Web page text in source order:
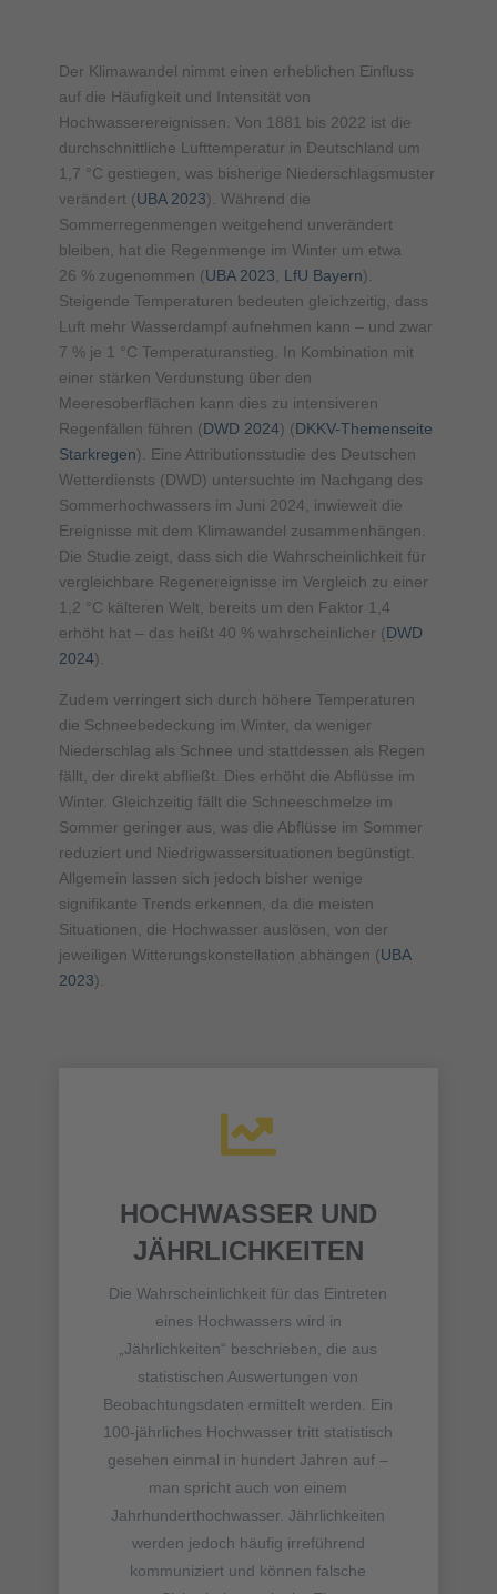
Der Klimawandel nimmt einen erheblichen Einfluss
auf die Häufigkeit und Intensität von
Hochwasserereignissen. Von 1881 bis 2022 ist die
durchschnittliche Lufttemperatur in Deutschland um
1,7 °C gestiegen, was bisherige Niederschlagsmuster
verändert (UBA 2023). Während die
Sommerregenmengen weitgehend unverändert
bleiben, hat die Regenmenge im Winter um etwa
26 % zugenommen (UBA 2023, LfU Bayern).
Steigende Temperaturen bedeuten gleichzeitig, dass
Luft mehr Wasserdampf aufnehmen kann – und zwar
7 % je 1 °C Temperaturanstieg. In Kombination mit
einer stärken Verdunstung über den
Meeresoberflächen kann dies zu intensiveren
Regenfällen führen (DWD 2024) (DKKV-Themenseite
Starkregen). Eine Attributionsstudie des Deutschen
Wetterdiensts (DWD) untersuchte im Nachgang des
Sommerhochwassers im Juni 2024, inwieweit die
Ereignisse mit dem Klimawandel zusammenhängen.
Die Studie zeigt, dass sich die Wahrscheinlichkeit für
vergleichbare Regenereignisse im Vergleich zu einer
1,2 °C kälteren Welt, bereits um den Faktor 1,4
erhöht hat – das heißt 40 % wahrscheinlicher (DWD
2024).
Zudem verringert sich durch höhere Temperaturen
die Schneebedeckung im Winter, da weniger
Niederschlag als Schnee und stattdessen als Regen
fällt, der direkt abfließt. Dies erhöht die Abflüsse im
Winter. Gleichzeitig fällt die Schneeschmelze im
Sommer geringer aus, was die Abflüsse im Sommer
reduziert und Niedrigwassersituationen begünstigt.
Allgemein lassen sich jedoch bisher wenige
signifikante Trends erkennen, da die meisten
Situationen, die Hochwasser auslösen, von der
jeweiligen Witterungskonstellation abhängen (UBA
2023).

HOCHWASSER UND
JÄHRLICHKEITEN
Die Wahrscheinlichkeit für das Eintreten
eines Hochwassers wird in
„Jährlichkeiten“ beschrieben, die aus
statistischen Auswertungen von
Beobachtungsdaten ermittelt werden. Ein
100-jährliches Hochwasser tritt statistisch
gesehen einmal in hundert Jahren auf –
man spricht auch von einem
Jahrhunderthochwasser. Jährlichkeiten
werden jedoch häufig irreführend
kommuniziert und können falsche